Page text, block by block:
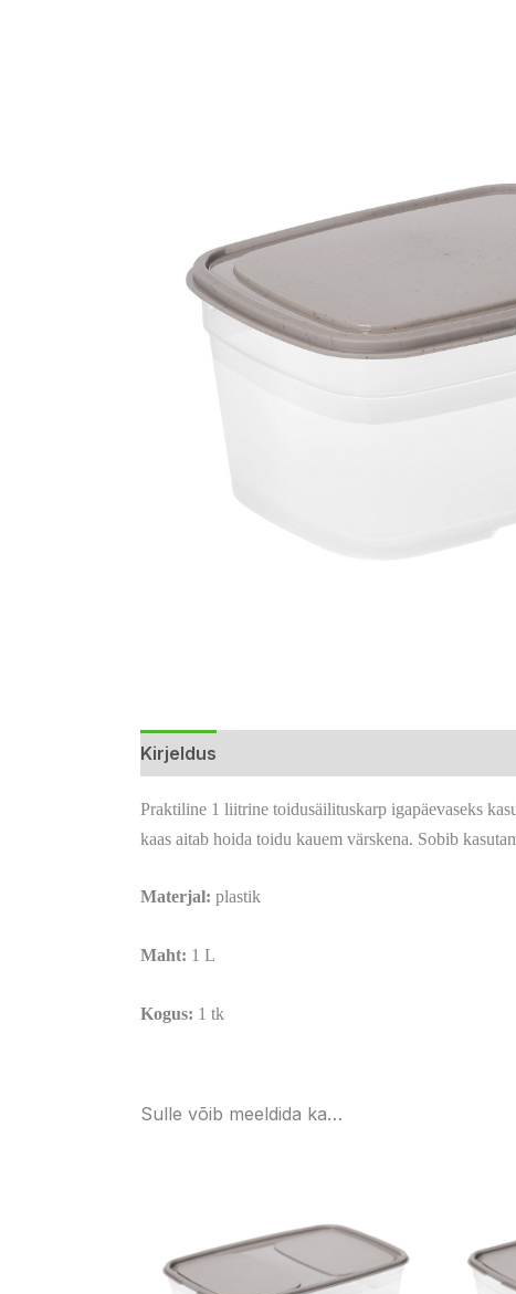
Kirjeldus
Praktiline 1 liitrine toidusäilituskarp igapäevaseks
kaas aitab hoida toidu kauem värskena. Sobib
Materjal: plastik
Maht: 1 L
Kogus: 1 tk
Sulle võib meeldida ka…